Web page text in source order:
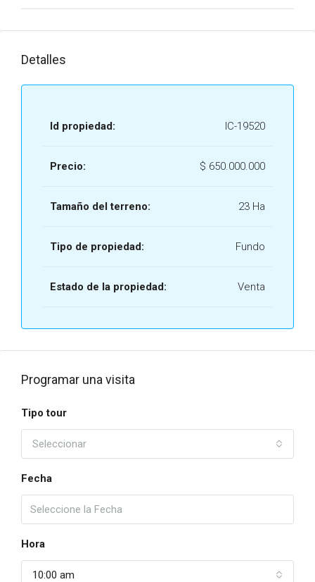
Detalles
Id propiedad: IC-19520
Precio: $ 650.000.000
Tamaño del terreno: 23 Ha
Tipo de propiedad: Fundo
Estado de la propiedad: Venta
Programar una visita
Tipo tour
Seleccionar
Fecha
Hora
10:00 am